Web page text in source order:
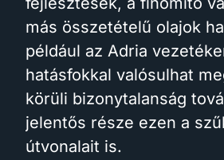
más összetételű olajok
például az Adria
hatásfokkal valósulhat
körüli bizonytalanság
jelentős része ezen a
útvonalait is.